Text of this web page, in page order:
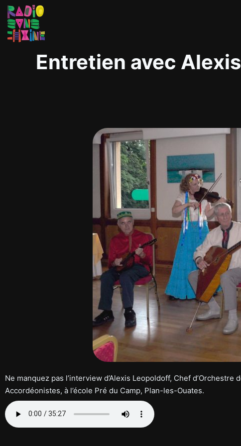
Entretien avec
Ne manquez pas l’interview d’Alexis Leopoldoff, Chef
Accordéonistes, à l’école Pré du Camp, Plan-les-Ouates.